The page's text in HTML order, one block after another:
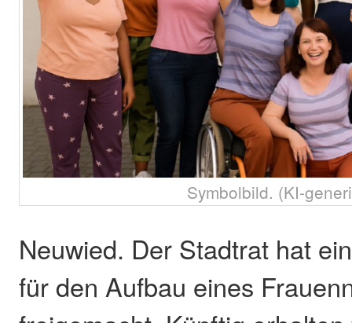
Symbolbild. (KI-
Neuwied. Der Stadtrat hat
für den Aufbau eines